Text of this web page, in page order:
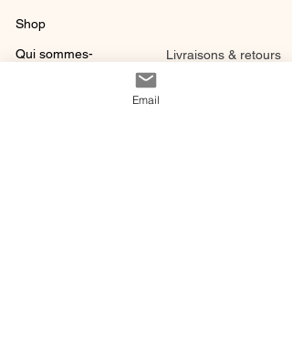
Shop
Qui sommes-
instagram
Livraisons & retours
Email